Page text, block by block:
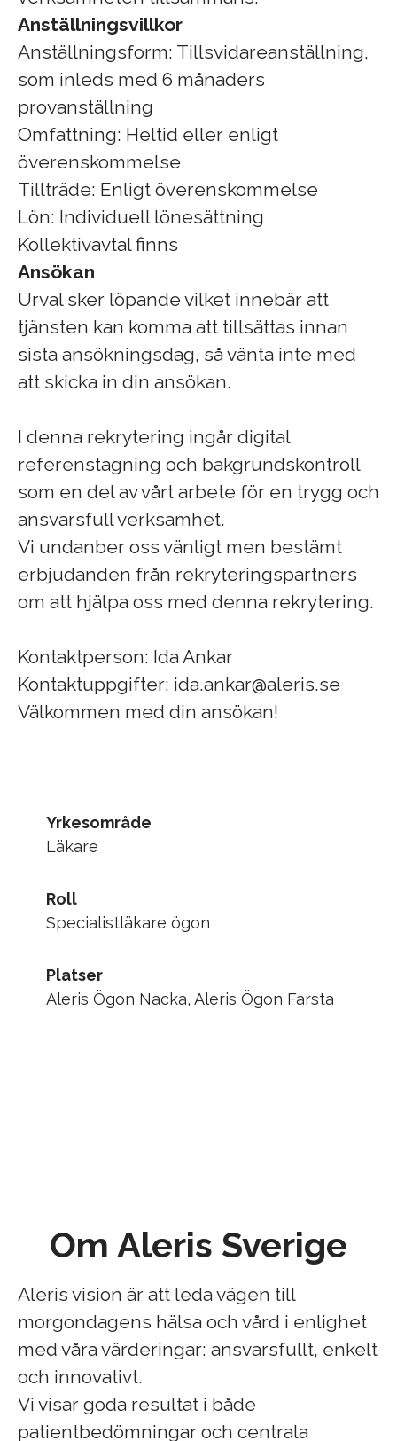
Anställningsvillkor
Anställningsform: Tillsvidareanställning,
som inleds med 6 månaders
provanställning
Omfattning: Heltid eller enligt
överenskommelse
Tillträde: Enligt överenskommelse
Lön: Individuell lönesättning
Kollektivavtal finns
Ansökan
Urval sker löpande vilket innebär att
tjänsten kan komma att tillsättas innan
sista ansökningsdag, så vänta inte med
att skicka in din ansökan.
I denna rekrytering ingår digital
referenstagning och bakgrundskontroll
som en del av vårt arbete för en trygg och
ansvarsfull verksamhet.
Vi undanber oss vänligt men bestämt
erbjudanden från rekryteringspartners
om att hjälpa oss med denna rekrytering.
Kontaktperson: Ida Ankar
Kontaktuppgifter: ida.ankar@aleris.se
Välkommen med din ansökan!
Yrkesområde
Läkare
Roll
Specialistläkare ögon
Platser
Aleris Ögon Nacka, Aleris Ögon Farsta
Om Aleris Sverige
Aleris vision är att leda vägen till
morgondagens hälsa och vård i enlighet
med våra värderingar: ansvarsfullt, enkelt
och innovativt.
Vi visar goda resultat i både
patientbedömningar och centrala